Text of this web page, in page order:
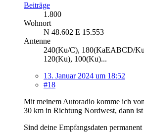
Beiträge
1.800
Wohnort
N 48.602 E 15.553
Antenne
240(Ku/C), 180(KaEABCD/
120(Ku), 100(Ku)...
13. Januar 2024 um 18:52
#18
Mit meinem Autoradio komme ich
30 km in Richtung Nordwest, dann ist
Sind deine Empfangsdaten